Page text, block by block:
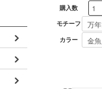
購入数
モチーフ
カラー